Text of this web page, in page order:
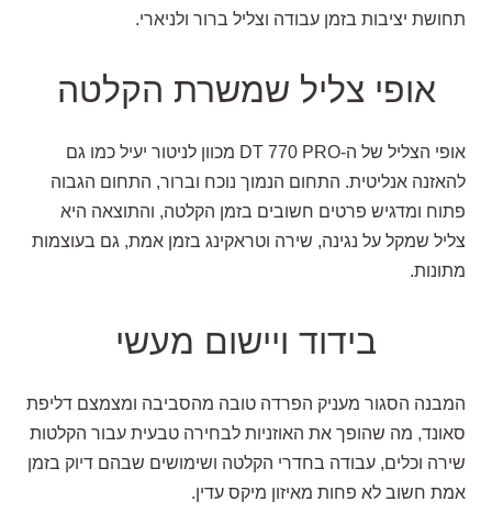
תחושת יציבות בזמן עבודה וצליל ברור ולניארי.
אופי צליל שמשרת הקלטה
אופי הצליל של ה-DT 770 PRO מכוון לניטור יעיל כמו גם
להאזנה אנליטית. התחום הנמוך נוכח וברור, התחום הגבוה
פתוח ומדגיש פרטים חשובים בזמן הקלטה, והתוצאה היא
צליל שמקל על נגינה, שירה וטראקינג בזמן אמת, גם בעוצמות
מתונות.
בידוד ויישום מעשי
המבנה הסגור מעניק הפרדה טובה מהסביבה ומצמצם דליפת
סאונד, מה שהופך את האוזניות לבחירה טבעית עבור הקלטות
שירה וכלים, עבודה בחדרי הקלטה ושימושים שבהם דיוק בזמן
אמת חשוב לא פחות מאיזון מיקס עדין.